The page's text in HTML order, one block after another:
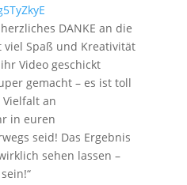
DANKE an die
Spaß und Kreativität
Video geschickt
gemacht – es ist toll
an
in euren
seid! Das Ergebnis
sehen lassen –